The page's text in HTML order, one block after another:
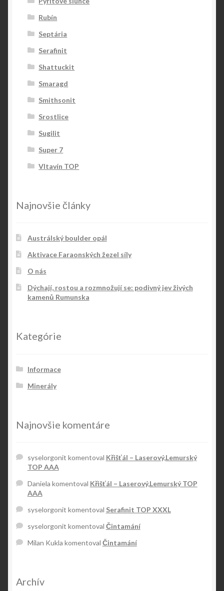
Rubín
Septária
Serafinit
Shattuckit
Smaragd
Smithsonit
Srostlice
Sugilit
Super 7
Vltavín TOP
Najnovšie články
Austrálský boulder opál
Aktivace Faraonských žezel síly
O nás
Dýchají, rostou a rozmnožují se: podivný jev živých
kamenů Rumunska
Kategórie
Informace
Minerály
Najnovšie komentáre
syselorgonit komentoval Křišťál – Laserový,Lemurský
TOP AAA
Daniela komentoval Křišťál – Laserový,Lemurský TOP
AAA
syselorgonit komentoval Serafinit TOP XXXL
syselorgonit komentoval Čintamání
Milan Kukla komentoval Čintamání
Archív